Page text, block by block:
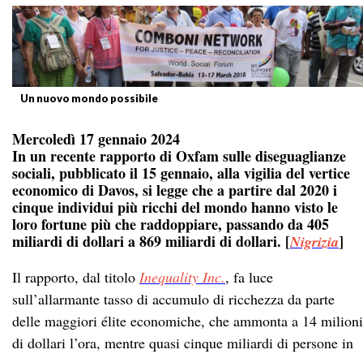
Un nuovo mondo possibile
Mercoledì 17 gennaio 2024
In un recente rapporto di Oxfam sulle diseguaglianze
sociali, pubblicato il 15 gennaio, alla vigilia del vertice
economico di Davos, si legge che a partire dal 2020 i
cinque individui più ricchi del mondo hanno visto le
loro fortune più che raddoppiare, passando da 405
miliardi di dollari a 869 miliardi di dollari. [Nigrizia]
Il rapporto, dal titolo Inequality Inc., fa luce
sull’allarmante tasso di accumulo di ricchezza da parte
delle maggiori élite economiche, che ammonta a 14 milioni
di dollari l’ora, mentre quasi cinque miliardi di persone in